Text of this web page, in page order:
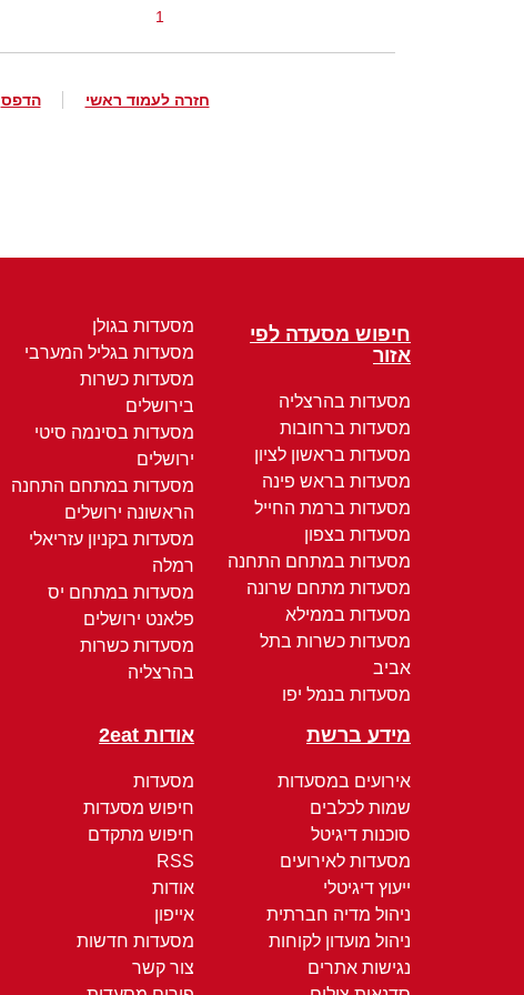
1
חזרה לעמוד ראשי הדפס
חיפוש מסעדה לפי
אזור
מסעדות בהרצליה
מסעדות ברחובות
מסעדות בראשון לציון
מסעדות בראש פינה
מסעדות ברמת החייל
מסעדות בצפון
מסעדות במתחם התחנה
מסעדות מתחם שרונה
מסעדות בממילא
מסעדות כשרות בתל
אביב
מסעדות בנמל יפו
מסעדות בגולן
מסעדות בגליל המערבי
מסעדות כשרות
בירושלים
מסעדות בסינמה סיטי
ירושלים
מסעדות במתחם התחנה
הראשונה ירושלים
מסעדות בקניון עזריאלי
רמלה
מסעדות במתחם יס
פלאנט ירושלים
מסעדות כשרות
בהרצליה
מידע ברשת
אירועים במסעדות
שמות לכלבים
סוכנות דיגיטל
מסעדות לאירועים
ייעוץ דיגיטלי
ניהול מדיה חברתית
ניהול מועדון לקוחות
נגישות אתרים
אודות 2eat
מסעדות
חיפוש מסעדות
חיפוש מתקדם
RSS
אודות
אייפון
מסעדות חדשות
צור קשר